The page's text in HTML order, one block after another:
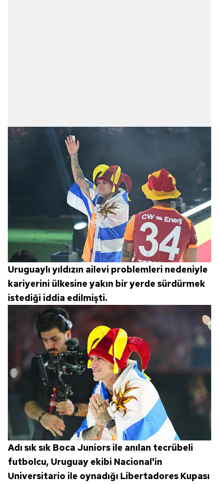
Uruguaylı yıldızın ailevi problemleri nedeniyle
kariyerini ülkesine yakın bir yerde sürdürmek
istediği iddia edilmişti.
Adı sık sık Boca Juniors ile anılan tecrübeli
futbolcu, Uruguay ekibi Nacional'in
Universitario ile oynadığı Libertadores Kupası